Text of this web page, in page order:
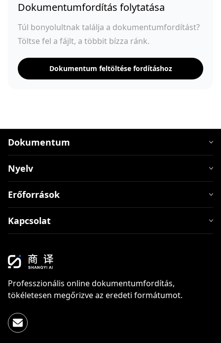
Dokumentumfordítás folytatása
Túl bonyolultnak találja a dokumentumfordítást?
Töltse fel a fájlt, a többit bízza ránk.
Dokumentum feltöltése fordításhoz
Dokumentum
Nyelv
Erőforrások
Kapcsolat
Professzionális online dokumentumfordítás,
tökéletesen megőrizve az eredeti formátumot.